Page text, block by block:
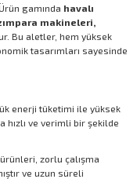
gamında havalı
makineleri,
Bu aletler, hem yüksek
tasarımları sayesinde
enerji tüketimi ile yüksek
ve verimli bir şekilde
ürünleri, zorlu çalışma
ve uzun süreli